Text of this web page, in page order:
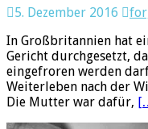
5. Dezember 2016
In Großbritannien hat
Gericht durchgesetzt,
eingefroren werden
Weiterleben nach der
Die Mutter war dafür,